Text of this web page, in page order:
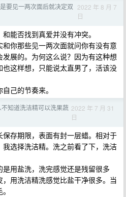
要见一两次面后就决定双 2022 年 8 月 7
日
能否找到真爱并没有冲突。
你那些见一两次面就问你有没有意
展的。为何这么说？因为有这种想
这样想，只能说太直男了，活该没
己的节奏来。
知道洗洁精可以洗果蔬 2022 年 7 月 31
日
存期限，表面有封一层蜡。相对于
选择洗洁精。洗之前看了下，洗洁
用盐洗，洗完感觉还是残留很多
用洗洁精洗感觉比盐干净很多。当